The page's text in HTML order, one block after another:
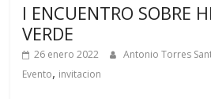
I ENCUENTRO SOBRE
VERDE
26 enero 2022 Antonio Torres
Evento, invitacion